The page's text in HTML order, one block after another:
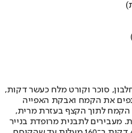
סוכר וקורט מלח כעשר דקות,
את הקמח ואבקת האפייה
לתוך הקצף בעזרת מרית,
מעבירים לתבנית מרופדת בנייר